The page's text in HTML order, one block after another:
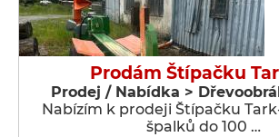
Prodám Štípačku
Prodej / Nabídka >
Nabízím k prodeji Štípačku
špalků do 100 …